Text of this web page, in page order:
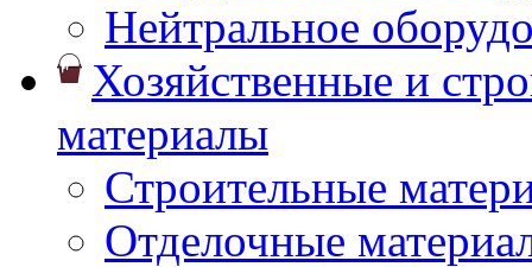
Нейтральное
Хозяйственные и
материалы
Строительные
Отделочные